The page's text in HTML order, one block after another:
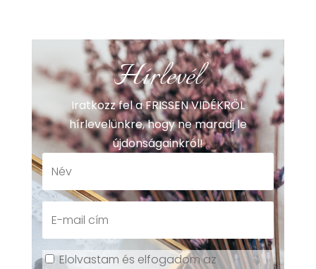
Hírlevél
Iratkozz fel a FRISSEN VIDÉKRŐL
hírlevelünkre, hogy ne maradj le
újdonságainkról!
Elolvastam és elfogadom az